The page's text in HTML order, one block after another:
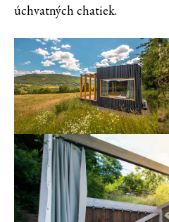
úchvatných chatiek.